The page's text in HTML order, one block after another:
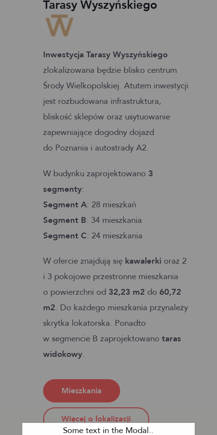
Tarasy Wyszyńskiego
Inwestycja Tarasy Wyszyńskiego
zlokalizowana będzie blisko centrum
Środy Wielkopolskiej. Atutem inwestycji
jest rozbudowana infrastruktura,
bliskość sklepów oraz usytuowanie
zapewniające dogodny dojazd
do Poznania i autostrady A2.
W budynku zaprojektowano 3
segmenty:
Segment A: 28 mieszkań
Segment B: 34 mieszkania
Segment C: 24 mieszkania
W ofercie znajdują się kawalerki oraz 2
i 3 pokojowe przestronne mieszkania
o powierzchni od 32,23 m2 do 60,72
m2. Do każdego mieszkania przynależy
skrytka lokatorska. Ponadto
w segmencie B zaprojektowano taras
widokowy.
Mieszkania
Więcej o lokalizacji
Some text in the Modal..